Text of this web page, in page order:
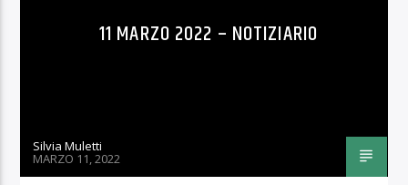
11 MARZO 2022 – NOTIZIARIO
Silvia Muletti
MARZO 11, 2022